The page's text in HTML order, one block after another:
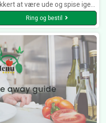
og spise igen. Vi kommer helt sikkert igen.
Ring og bestil